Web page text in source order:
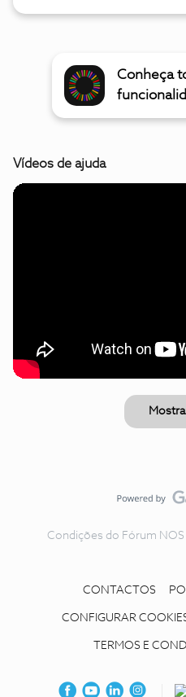
Conheça
Vídeos de ajuda
Condições do Fórum NOS
CONTACTOS
CONFIGURAR
TERMOS E